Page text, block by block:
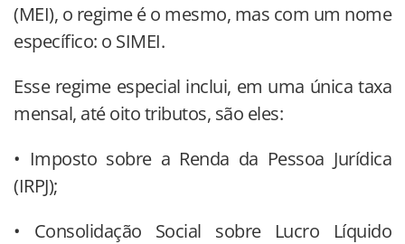
(MEI), o regime é o mesmo, mas com um nome
específico: o SIMEI.
Esse regime especial inclui, em uma única taxa
mensal, até oito tributos, são eles:
• Imposto sobre a Renda da Pessoa Jurídica
(IRPJ);
• Consolidação Social sobre Lucro Líquido